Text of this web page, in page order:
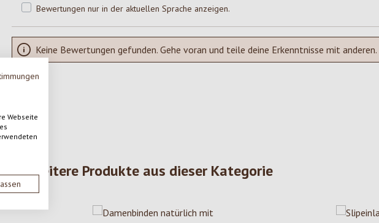
Webseite
Bewertungen nur in der aktuellen Sprache anzeigen.
Keine Bewertungen gefunden. Gehe voran und teile deine Erkenntnisse mit anderen.
Weitere Produkte aus dieser Kategorie